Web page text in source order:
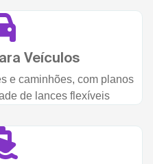
Veículos
e caminhões, com planos
de lances flexíveis